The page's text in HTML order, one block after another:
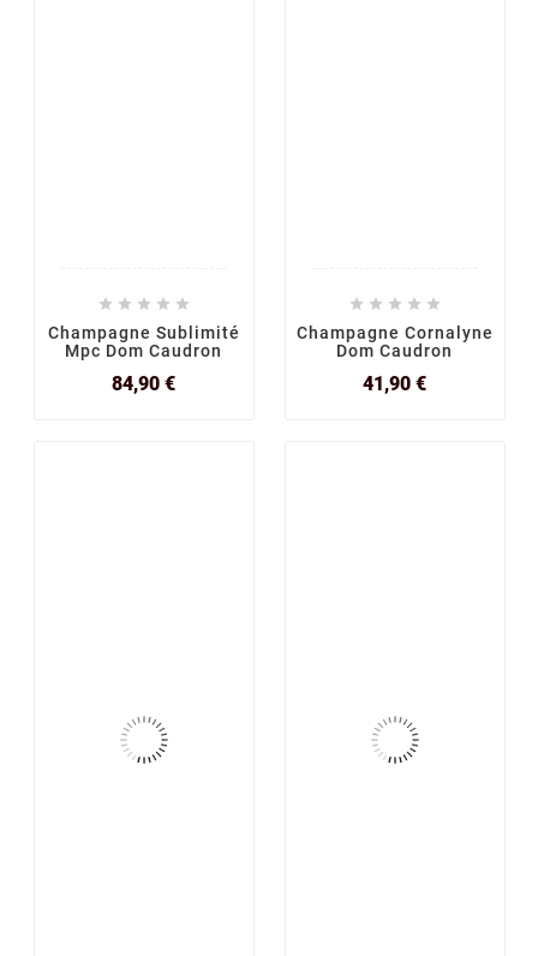
    
Champagne Sublimité
Mpc Dom Caudron
84,90 €Prix
    
Champagne Cornalyne
Dom Caudron
41,90 €Prix